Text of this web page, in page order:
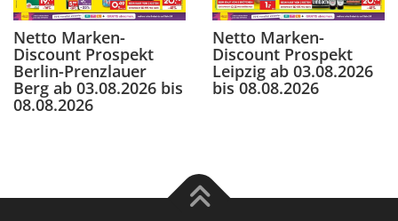
Netto Marken-
Discount Prospekt
Berlin-Prenzlauer
Berg ab 03.08.2026 bis
08.08.2026
Netto Marken-
Discount Prospekt
Leipzig ab 03.08.2026
bis 08.08.2026